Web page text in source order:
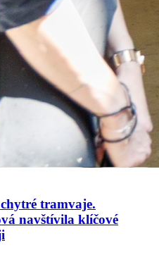
tramvaje.
navštívila klíčové